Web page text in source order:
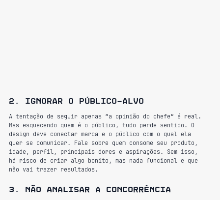
2. Ignorar o público-alvo
A tentação de seguir apenas “a opinião do chefe” é real.
Mas esquecendo quem é o público, tudo perde sentido. O
design deve conectar marca e o público com o qual ela
quer se comunicar. Fale sobre quem consome seu produto,
idade, perfil, principais dores e aspirações. Sem isso,
há risco de criar algo bonito, mas nada funcional e que
não vai trazer resultados.
3. Não analisar a concorrência